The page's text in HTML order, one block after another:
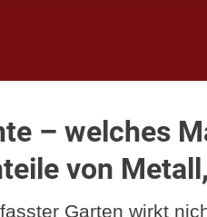
– welches
von
Garten wirkt